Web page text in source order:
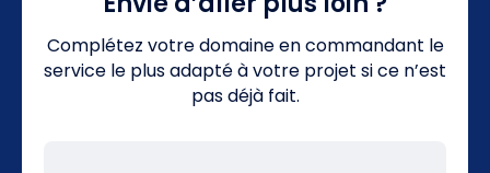
Complétez votre domaine en commandant le
service le plus adapté à votre projet si ce n’est
pas déjà fait.